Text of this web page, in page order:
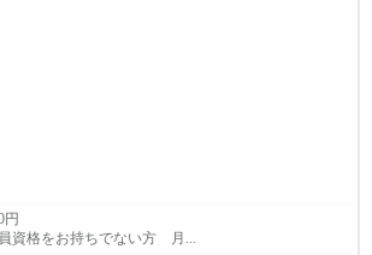
をご覧くださいませ。
円
資格をお持ちでない方 月...